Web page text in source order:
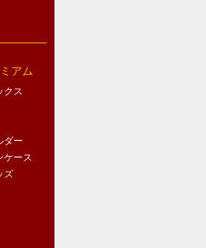
アム
クス
ダー
ケース
ズ